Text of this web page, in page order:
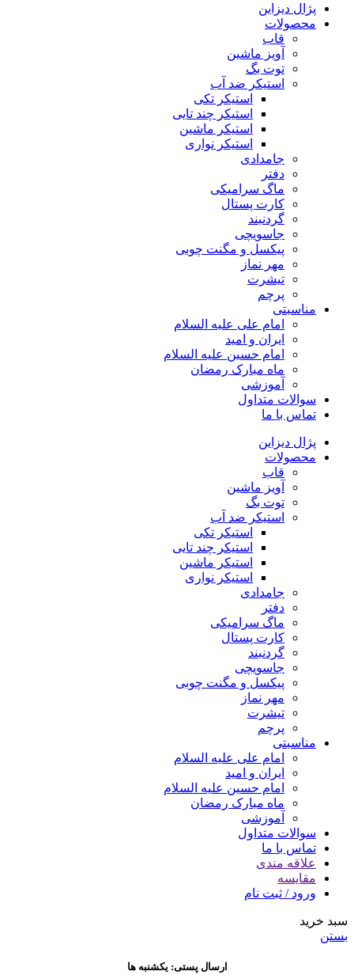
پژال دیزاین
محصولات
قاب
آویز ماشین
توت بگ
استیکر ضد آب
استیکر تکی
استیکر چند تایی
استیکر ماشین
استیکر نواری
جامدادی
دفتر
ماگ سرامیکی
کارت پستال
گردنبند
جاسویچی
پیکسل و مگنت چوبی
مهر نماز
تیشرت
پرچم
مناسبتی
امام علی علیه السلام
ایران و امید
امام حسین علیه السلام
ماه مبارک رمضان
آموزشی
سوالات متداول
تماس با ما
پژال دیزاین
محصولات
قاب
آویز ماشین
توت بگ
استیکر ضد آب
استیکر تکی
استیکر چند تایی
استیکر ماشین
استیکر نواری
جامدادی
دفتر
ماگ سرامیکی
کارت پستال
گردنبند
جاسویچی
پیکسل و مگنت چوبی
مهر نماز
تیشرت
پرچم
مناسبتی
امام علی علیه السلام
ایران و امید
امام حسین علیه السلام
ماه مبارک رمضان
آموزشی
سوالات متداول
تماس با ما
علاقه مندی
مقایسه
ورود / ثبت نام
سبد خرید
بستن
ارسال پستی: یکشنبه ها